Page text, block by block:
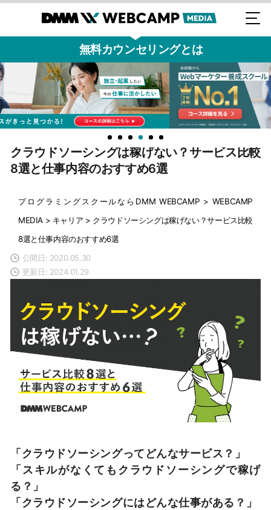
無料カウンセリングとは
クラウドソーシングは稼げない？サービス比較
8選と仕事内容のおすすめ6選
プログラミングスクールならDMM WEBCAMP > WEBCAMP
MEDIA > キャリア > クラウドソーシングは稼げない？サービス比較
8選と仕事内容のおすすめ6選
公開日: 2020.05.30
更新日: 2024.01.29
「クラウドソーシングってどんなサービス？」
「スキルがなくてもクラウドソーシングで稼げ
る？」
「クラウドソーシングにはどんな仕事がある？」